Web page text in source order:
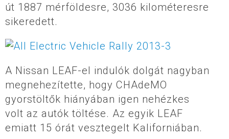
út 1887 mérföldesre, 3036 kilométeresre
sikeredett.
A Nissan LEAF-el indulók dolgát nagyban
megnehezítette, hogy CHAdeMO
gyorstöltők hiányában igen nehézkes
volt az autók töltése. Az egyik LEAF
emiatt 15 órát vesztegelt Kaliforniában.